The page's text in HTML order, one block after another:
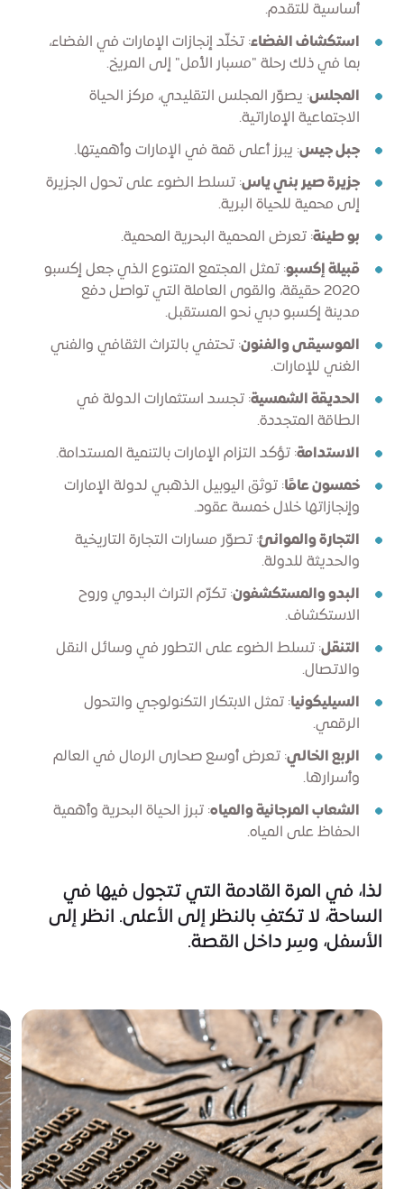
أساسية للتقدم.
استكشاف الفضاء: تخلّد إنجازات الإمارات في الفضاء،
بما في ذلك رحلة "مسبار الأمل" إلى المريخ.
المجلس: يصوّر المجلس التقليدي، مركز الحياة
الاجتماعية الإماراتية.
جبل جيس: يبرز أعلى قمة في الإمارات وأهميتها.
جزيرة صير بني ياس: تسلط الضوء على تحول الجزيرة
إلى محمية للحياة البرية.
بو طينة: تعرض المحمية البحرية المحمية.
قبيلة إكسبو: تمثل المجتمع المتنوع الذي جعل إكسبو
2020 حقيقة، والقوى العاملة التي تواصل دفع
مدينة إكسبو دبي نحو المستقبل.
الموسيقى والفنون: تحتفي بالتراث الثقافي والفني
الغني للإمارات.
الحديقة الشمسية: تجسد استثمارات الدولة في
الطاقة المتجددة.
الاستدامة: تؤكد التزام الإمارات بالتنمية المستدامة.
خمسون عامًا: توثق اليوبيل الذهبي لدولة الإمارات
وإنجازاتها خلال خمسة عقود.
التجارة والموانئ: تصوّر مسارات التجارة التاريخية
والحديثة للدولة.
البدو والمستكشفون: تكرّم التراث البدوي وروح
الاستكشاف.
التنقل: تسلط الضوء على التطور في وسائل النقل
والاتصال.
السيليكونيا: تمثل الابتكار التكنولوجي والتحول
الرقمي.
الربع الخالي: تعرض أوسع صحارى الرمال في العالم
وأسرارها.
الشعاب المرجانية والمياه: تبرز الحياة البحرية وأهمية
الحفاظ على المياه.
لذا، في المرة القادمة التي تتجول فيها في
الساحة، لا تكتفِ بالنظر إلى الأعلى. انظر إلى
الأسفل، وسِر داخل القصة.